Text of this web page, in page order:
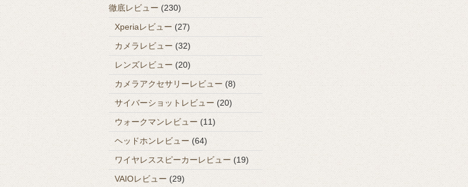
徹底レビュー (230)
Xperiaレビュー(27)
カメラレビュー (32)
レンズレビュー (20)
カメラアクセサリーレビュー (8)
サイバーショットレビュー (20)
ウォークマンレビュー (11)
ヘッドホンレビュー (64)
ワイヤレススピーカーレビュー (19)
VAIOレビュー (29)